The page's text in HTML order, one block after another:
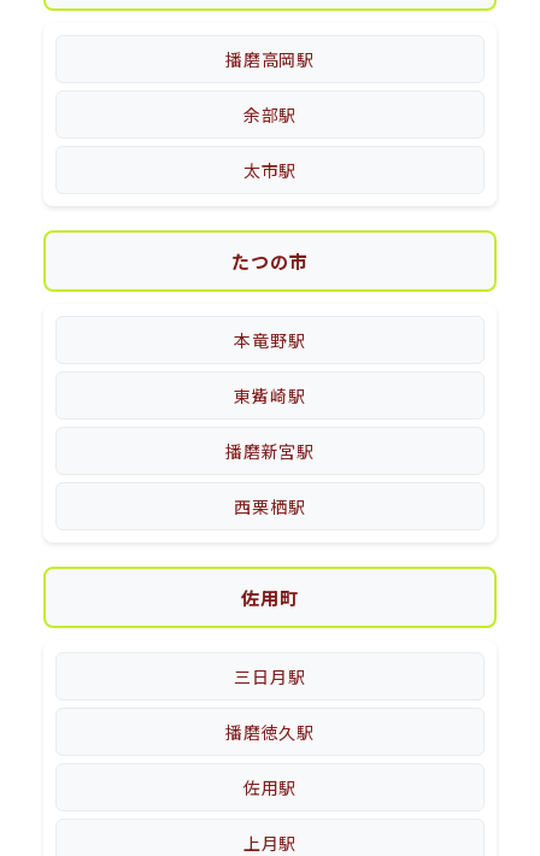
播磨高岡駅
余部駅
太市駅
たつの市
本竜野駅
東觜崎駅
播磨新宮駅
西栗栖駅
佐用町
三日月駅
播磨徳久駅
佐用駅
上月駅